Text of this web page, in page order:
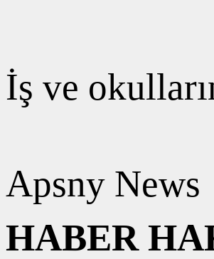
İş ve
Apsny News
HABER